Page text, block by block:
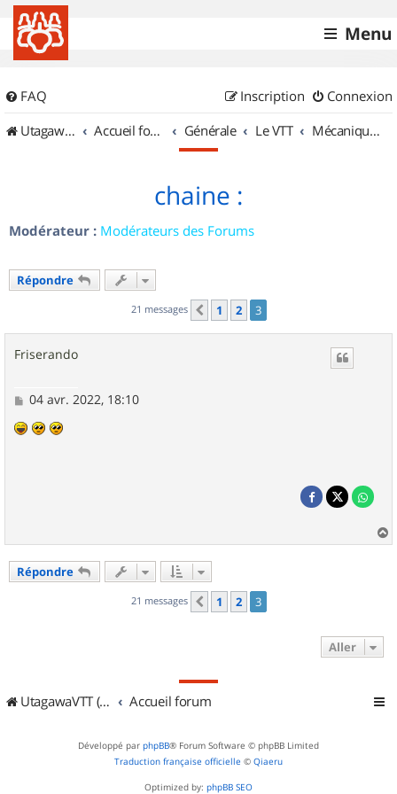
Menu
FAQ Connexion
Inscription
UtagawaVTT (Randos VTT et VTTAE avec traces GPS)
Accueil forum Générale Le VTT Mécanique et Entretiens
chaine :
Modérateur : Modérateurs des Forums
Répondre
21 messages Précédent
1 2 3
Friserando
M
s
04 avr. 2022, 18:10
a
Répondre
21 messages Précédent
1 2 3
Aller
UtagawaVTT (Randos VTT et VTTAE avec traces GPS) Accueil forum
Développé par phpBB® Forum Software © phpBB Limited
Traduction française officielle © Qiaeru
Optimized by: phpBB SEO